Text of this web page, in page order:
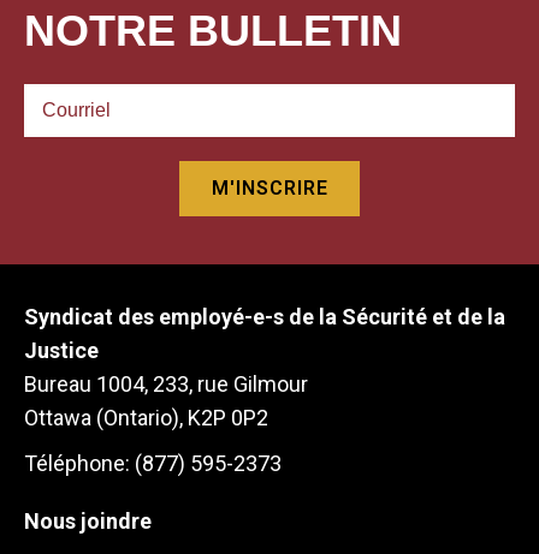
NOTRE BULLETIN
Syndicat des employé-e-s de la Sécurité et de la
Justice
Bureau 1004, 233, rue Gilmour
Ottawa (Ontario), K2P 0P2
Téléphone: (877) 595-2373
Nous joindre